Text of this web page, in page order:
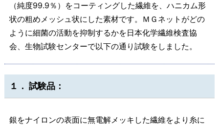
（純度99.9％）をコーティングした繊維を、ハニカム形
状の粗めメッシュ状にした素材です。ＭＧネットがどの
ように細菌の活動を抑制するかを日本化学繊維検査協
会、生物試験センターで以下の通り試験をしました。
１． 試験品：
銀をナイロンの表面に無電解メッキした繊維をより糸に